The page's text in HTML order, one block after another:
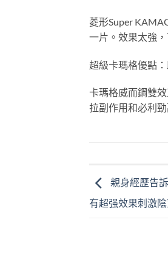
菱形Super
一片。效果太強
超級卡瑪格優點
卡瑪格威而鋼雙
拉副作用和必利
親身經歷告
有超强效果刺激陰